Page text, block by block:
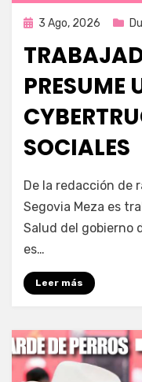
Publicada
3 Ago, 2026
PRESUME
SOCIALES
por Fernando
De la redacción de
Segovia Meza es
Salud del gobierno
es…
Leer más